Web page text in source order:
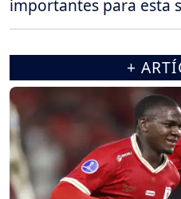
importantes para esta
+